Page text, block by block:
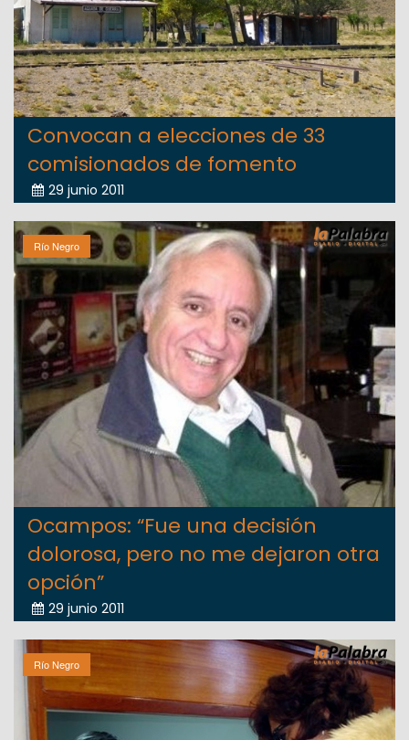
Convocan a elecciones de 33
comisionados de fomento
29 junio 2011
Río Negro
Ocampos: “Fue una decisión
dolorosa, pero no me dejaron otra
opción”
29 junio 2011
Río Negro